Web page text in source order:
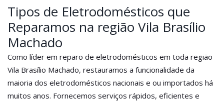
Tipos de Eletrodomésticos que
Reparamos na região Vila Brasílio
Machado
Como líder em reparo de eletrodomésticos em toda região
Vila Brasílio Machado, restauramos a funcionalidade da
maioria dos eletrodomésticos nacionais e ou importados há
muitos anos. Fornecemos serviços rápidos, eficientes e